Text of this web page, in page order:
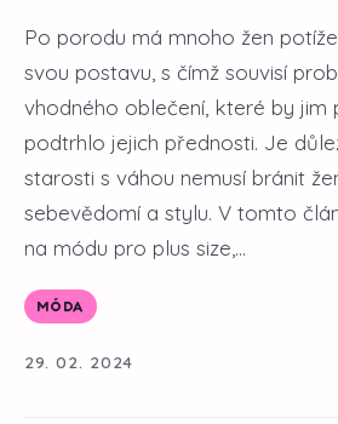
Po porodu má mnoho žen
svou postavu, s čímž souvisí
vhodného oblečení, které by jim
podtrhlo jejich přednosti. Je
starosti s váhou nemusí bránit
sebevědomí a stylu. V tomto
na módu pro plus size,...
MÓDA
29. 02. 2024